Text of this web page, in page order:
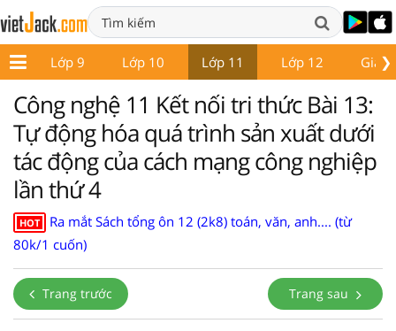
❯
8 Lớp 9 Lớp 10 Lớp 11 Lớp 12 Giáo
Công nghệ 11 Kết nối tri thức Bài 13:
Tự động hóa quá trình sản xuất dưới
tác động của cách mạng công nghiệp
lần thứ 4
HOT
Ra mắt Sách tổng ôn 12 (2k8) toán, văn, anh.... (từ
80k/1 cuốn)
Trang trước Trang sau